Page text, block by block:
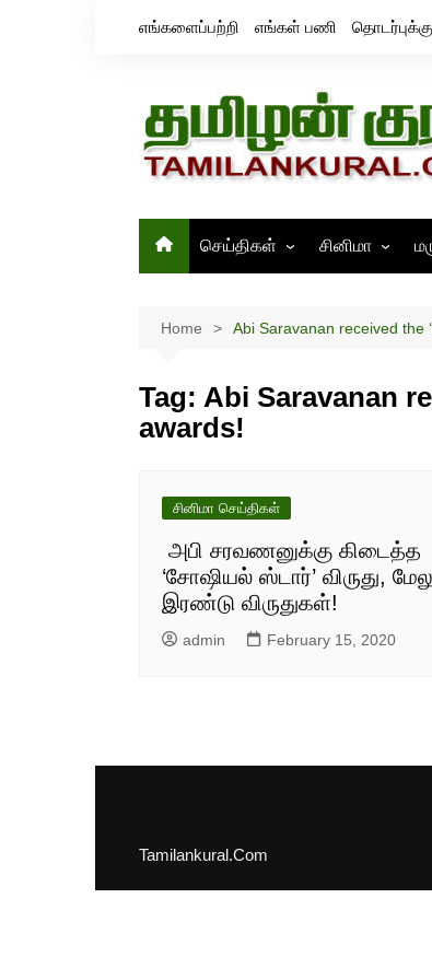
எங்களைப்பற்றி எங்கள் பணி தொடர்புக்கு
செய்திகள்
இந்தியா
சினிமா
திரைவிமர்சனம்
Home Abi Saravanan received the
Tag: Abi Saravanan
awards!
சினிமா செய்திகள்
அபி சரவணனுக்கு கிடைத்த
‘சோஷியல் ஸ்டார்’ விருது,
இரண்டு விருதுகள்!
admin February 15, 2020
Tamilankural.Com